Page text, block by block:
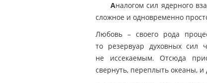
Аналогом сил ядерного
сложное и одновременно
Любовь – своего рода
то резервуар духовных сил
не иссекаемым. Отсюда
свернуть, переплыть океаны,